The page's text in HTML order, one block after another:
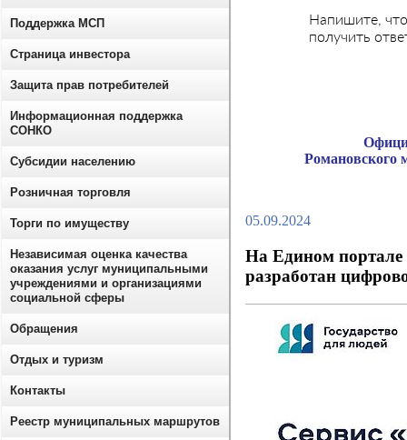
Напишите,
получить
Романовского
05.09.2024
На Едином портале
разработан
Поддержка МСП
Страница инвестора
Защита прав потребителей
Информационная поддержка
СОНКО
Субсидии населению
Розничная торговля
Торги по имуществу
Независимая оценка качества
оказания услуг муниципальными
учреждениями и организациями
социальной сферы
Обращения
Отдых и туризм
Контакты
Реестр муниципальных маршрутов